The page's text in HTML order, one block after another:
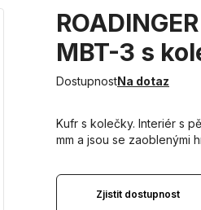
MBT-3 s
DostupnostNa dotaz
Kufr s kolečky. Interiér s
mm a jsou se zaoblenými
Zjistit dostupnost